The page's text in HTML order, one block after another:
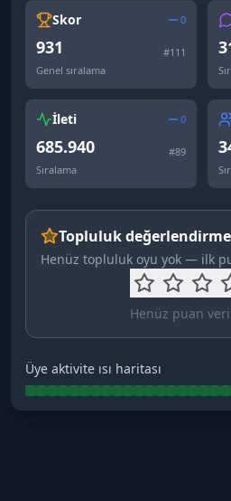
Skor 0
931 #111
Genel sıralama
İleti 0
685.940 #89
Sıralama
Topluluk
Henüz topluluk oyu yok — ilk
Henüz puan
Üye aktivite ısı haritası